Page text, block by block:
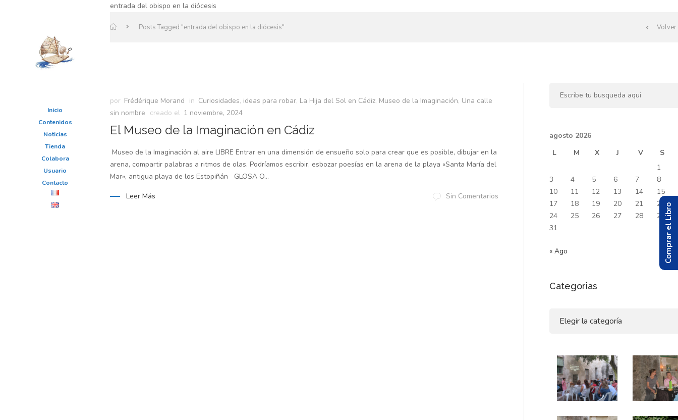
Inicio
Contenidos
Noticias
Tienda
Colabora
Usuario
Contacto
entrada del obispo en la diócesis
Posts Tagged "entrada del obispo en la diócesis" Volver
por Frédérique Morand in Curiosidades, ideas para robar, La Hija del Sol en Cádiz, Museo de la Imaginación, Una calle
sin nombre creado el 1 noviembre, 2024
El Museo de la Imaginación en Cádiz
Museo de la Imaginación al aire LIBRE Entrar en una dimensión de ensueño solo para crear que es posible, dibujar en la
arena, compartir palabras a ritmos de olas. Podríamos escribir, esbozar poesías en la arena de la playa «Santa María del
Mar», antigua playa de los Estopiñán GLOSA O...
Leer Más Sin Comentarios
agosto 2026
L
M X J V
S
1
3
4 5 6 7
8
10
11 12 13 14
15
17
18 19 20 21
22
24
25 26 27 28
29
31
« Ago
Categorias
Comprar el Libro